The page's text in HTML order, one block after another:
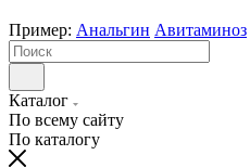
Пример: Анальгин Авитаминоз
Каталог
По всему сайту
По каталогу